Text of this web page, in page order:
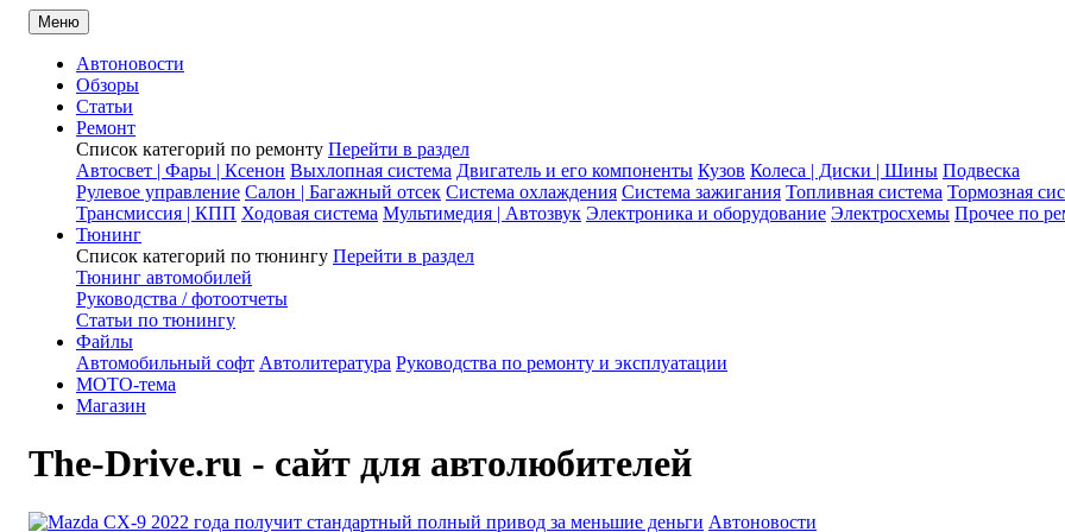
Меню
Автоновости
Обзоры
Статьи
Ремонт
Список категорий по ремонту Перейти в раздел
Автосвет | Фары | Ксенон Выхлопная система Двигатель и его компоненты Кузов Колеса | Диски | Шины Подвеска
Рулевое управление Салон | Багажный отсек Система охлаждения Система зажигания Топливная система Тормозная
Трансмиссия | КПП Ходовая система Мультимедия | Автозвук Электроника и оборудование Электросхемы Прочее по
Тюнинг
Список категорий по тюнингу Перейти в раздел
Тюнинг автомобилей
Руководства / фотоотчеты
Статьи по тюнингу
Файлы
Автомобильный софт Автолитература Руководства по ремонту и эксплуатации
MOTO-тема
Магазин
The-Drive.ru - сайт для автолюбителей
Автоновости